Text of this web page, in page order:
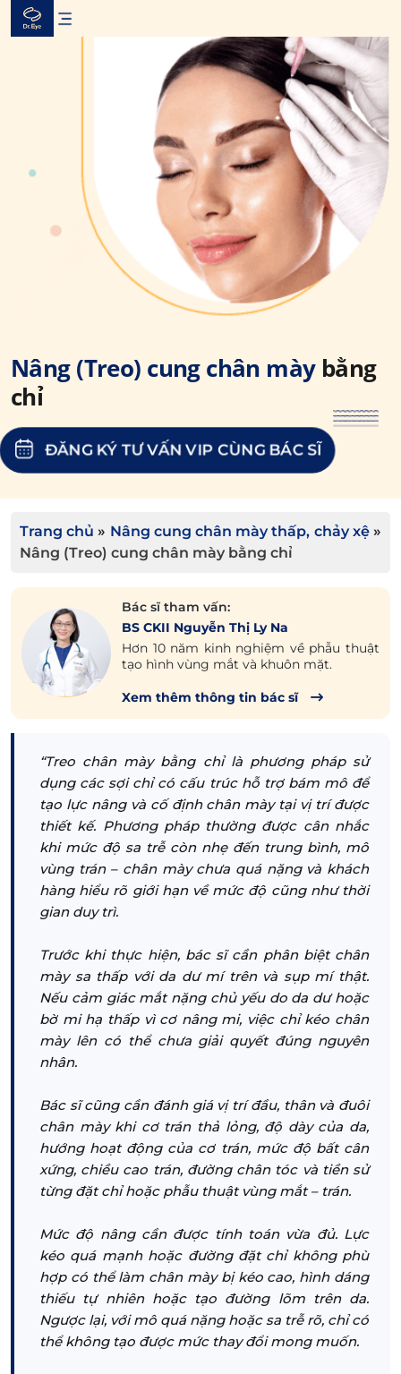
Skip
Nâng (Treo) cung chân mày bằng
chỉ
ĐĂNG KÝ TƯ VẤN VIP CÙNG BÁC SĨ
Trang chủ » Nâng cung chân mày thấp, chảy xệ»
Nâng (Treo) cung chân mày bằng chỉ
Bác sĩ tham vấn:
BS CKII Nguyễn Thị Ly Na
Hơn 10 năm kinh nghiệm về phẫu thuật
tạo hình vùng mắt và khuôn mặt.
Xem thêm thông tin bác sĩ
“Treo chân mày bằng chỉ là phương pháp sử
dụng các sợi chỉ có cấu trúc hỗ trợ bám mô để
tạo lực nâng và cố định chân mày tại vị trí được
thiết kế. Phương pháp thường được cân nhắc
khi mức độ sa trễ còn nhẹ đến trung bình, mô
vùng trán – chân mày chưa quá nặng và khách
hàng hiểu rõ giới hạn về mức độ cũng như thời
gian duy trì.
Trước khi thực hiện, bác sĩ cần phân biệt chân
mày sa thấp với da dư mí trên và sụp mí thật.
Nếu cảm giác mắt nặng chủ yếu do da dư hoặc
bờ mi hạ thấp vì cơ nâng mi, việc chỉ kéo chân
mày lên có thể chưa giải quyết đúng nguyên
nhân.
Bác sĩ cũng cần đánh giá vị trí đầu, thân và đuôi
chân mày khi cơ trán thả lỏng, độ dày của da,
hướng hoạt động của cơ trán, mức độ bất cân
xứng, chiều cao trán, đường chân tóc và tiền sử
từng đặt chỉ hoặc phẫu thuật vùng mắt – trán.
Mức độ nâng cần được tính toán vừa đủ. Lực
kéo quá mạnh hoặc đường đặt chỉ không phù
hợp có thể làm chân mày bị kéo cao, hình dáng
thiếu tự nhiên hoặc tạo đường lõm trên da.
Ngược lại, với mô quá nặng hoặc sa trễ rõ, chỉ có
thể không tạo được mức thay đổi mong muốn.